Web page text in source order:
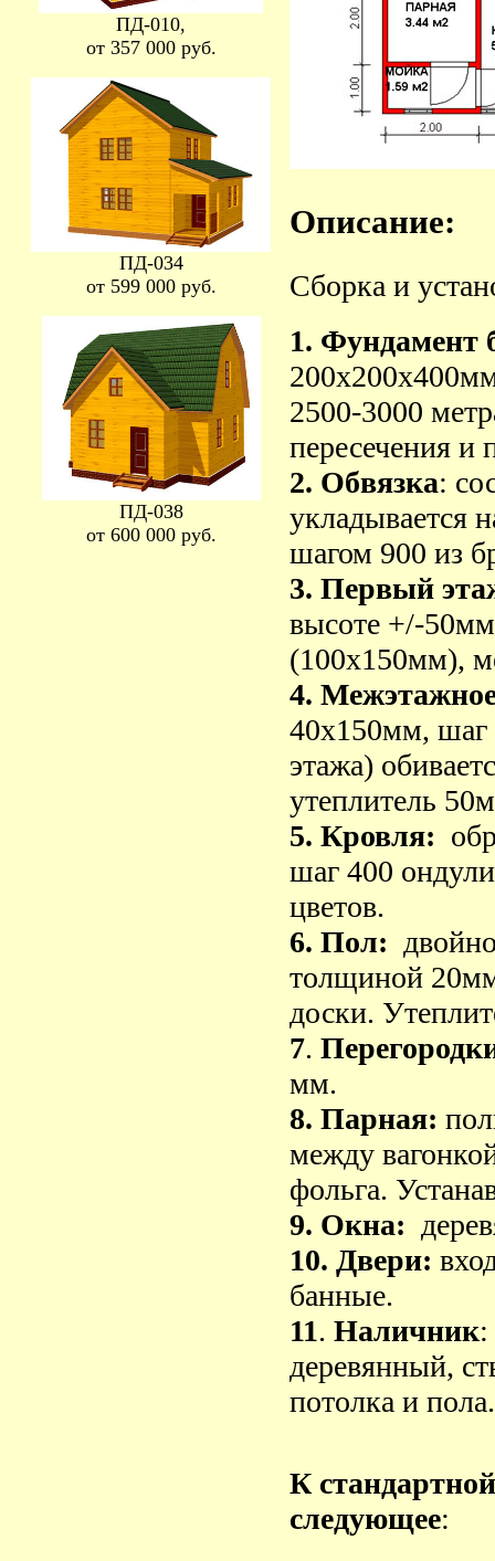
ПД-010,
от 357 000 руб.
ПД-034
от 599 000 руб.
ПД-038
от 600 000 руб.
Описание:
Сборка и
1. Фундамент
2500-3000
пересечения и
2. Обвязка:
укладывается
шагом 900 из
3. Первый
высоте +/-
(100х150мм),
4.
40х150мм, шаг
этажа)
утеплитель
5. Кровля:
шаг 400
цветов.
6. Пол:
толщиной
доски.
7.
мм.
8. Парная:
между
фольга.
9. Окна:
10. Двери:
банные.
11. Наличник
деревянный,
потолка и пола.
К
следующее: